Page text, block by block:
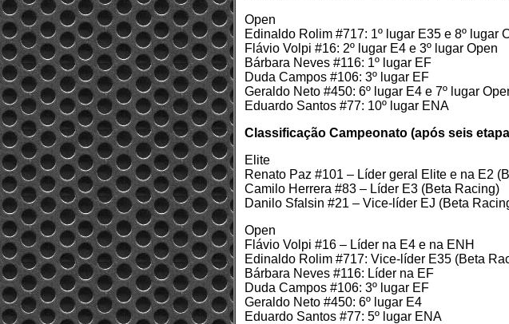
Open
Edinaldo Rolim #717: 1º lugar E35 e 8º lugar
Flávio Volpi #16: 2º lugar E4 e 3º lugar Open
Bárbara Neves #116: 1º lugar EF
Duda Campos #106: 3º lugar EF
Geraldo Neto #450: 6º lugar E4 e 7º lugar
Eduardo Santos #77: 10º lugar ENA
Classificação Campeonato (após seis
Elite
Renato Paz #101 – Líder geral Elite e na E2
Camilo Herrera #83 – Líder E3 (Beta Racing)
Danilo Sfalsin #21 – Vice-líder EJ (Beta
Open
Flávio Volpi #16 – Líder na E4 e na ENH
Edinaldo Rolim #717: Vice-líder E35 (Beta
Bárbara Neves #116: Líder na EF
Duda Campos #106: 3º lugar EF
Geraldo Neto #450: 6º lugar E4
Eduardo Santos #77: 5º lugar ENA